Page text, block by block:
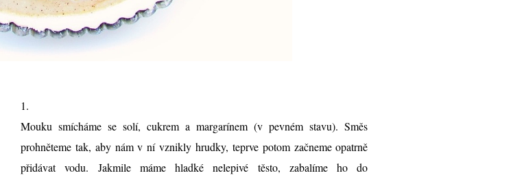
1.
Mouku smícháme se solí, cukrem a margarínem (v pevném stavu). Směs
prohněteme tak, aby nám v ní vznikly hrudky, teprve potom začneme opatrně
přidávat vodu. Jakmile máme hladké nelepivé těsto, zabalíme ho do